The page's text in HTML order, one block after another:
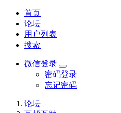
首页
论坛
用户列表
搜索
微信登录
密码登录
忘记密码
论坛